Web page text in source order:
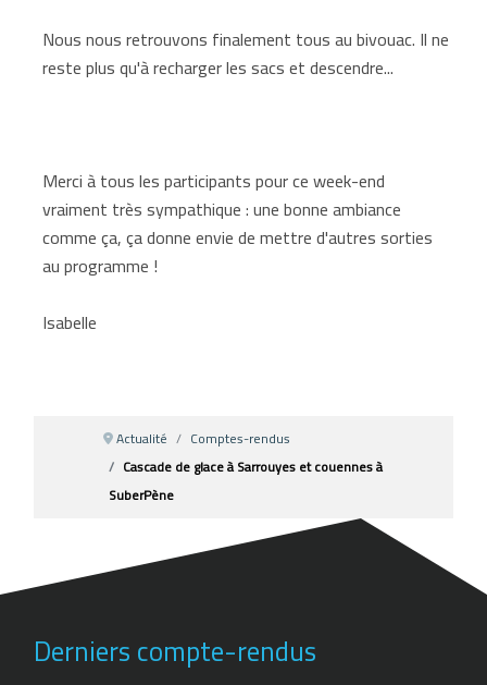
Nous nous retrouvons finalement tous au bivouac. Il ne
reste plus qu'à recharger les sacs et descendre...
Merci à tous les participants pour ce week-end
vraiment très sympathique : une bonne ambiance
comme ça, ça donne envie de mettre d'autres sorties
au programme !
Isabelle
Actualité
Comptes-rendus
Cascade de glace à Sarrouyes et couennes à
SuberPène
Derniers compte-rendus